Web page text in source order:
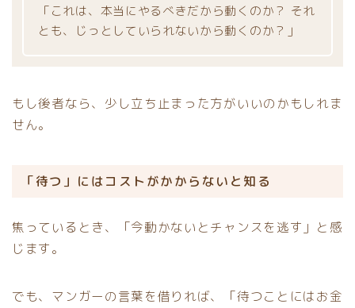
「これは、本当にやるべきだから動くのか？ それ
とも、じっとしていられないから動くのか？」
もし後者なら、少し立ち止まった方がいいのかもしれま
せん。
「待つ」にはコストがかからないと知る
焦っているとき、「今動かないとチャンスを逃す」と感
じます。
でも、マンガーの言葉を借りれば、「待つことにはお金